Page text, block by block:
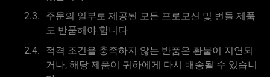
주문의 일부로 제공된 모든 프로모션 및 번들 제품
도 반품해야 합니다
적격 조건을 충족하지 않는 반품은 환불이 지연되
거나, 해당 제품이 귀하에게 다시 배송될 수 있습니